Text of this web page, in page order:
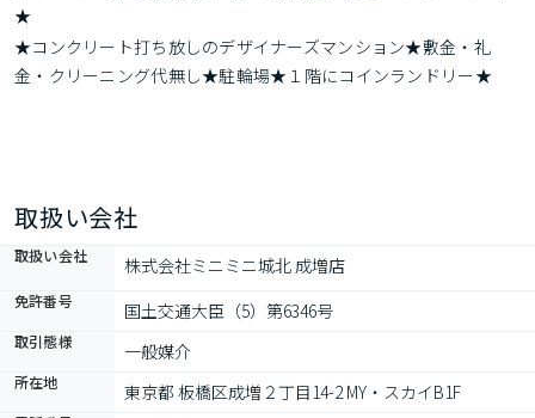
★
★コンクリート打ち放しのデザイナーズマンション★敷金・礼
金・クリーニング代無し★駐輪場★１階にコインランドリー★
取扱い会社
取扱い会社 株式会社ミニミニ城北 成増店
免許番号 国土交通大臣（5）第6346号
取引態様 一般媒介
所在地 東京都 板橋区成増２丁目14-2 MY・スカイB1F